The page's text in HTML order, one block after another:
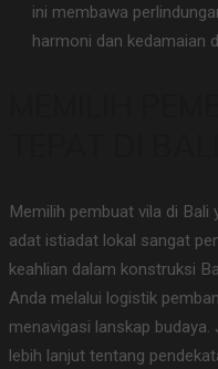
ini membawa
harmoni dan kedamaian
Memilih pembuat vila di
adat istiadat lokal sangat
keahlian dalam konstruksi
Anda melalui logistik
menavigasi lanskap
lebih lanjut tentang